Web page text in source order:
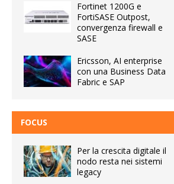
Fortinet 1200G e
FortiSASE Outpost,
convergenza firewall e
SASE
Ericsson, AI enterprise
con una Business Data
Fabric e SAP
FOCUS
Per la crescita digitale il
nodo resta nei sistemi
legacy